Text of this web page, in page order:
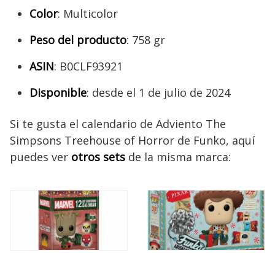
Color: Multicolor
Peso del producto: 758 gr
ASIN: B0CLF93921
Disponible: desde el 1 de julio de 2024
Si te gusta el calendario de Adviento The
Simpsons Treehouse of Horror de Funko, aquí
puedes ver otros sets de la misma marca: